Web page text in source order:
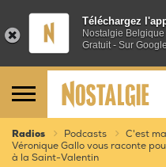
Téléchargez
Nostalgie Belgique
Gratuit - Sur
Radios Podcasts
C'est
Véronique Gallo vous raconte
à la Saint-Valentin